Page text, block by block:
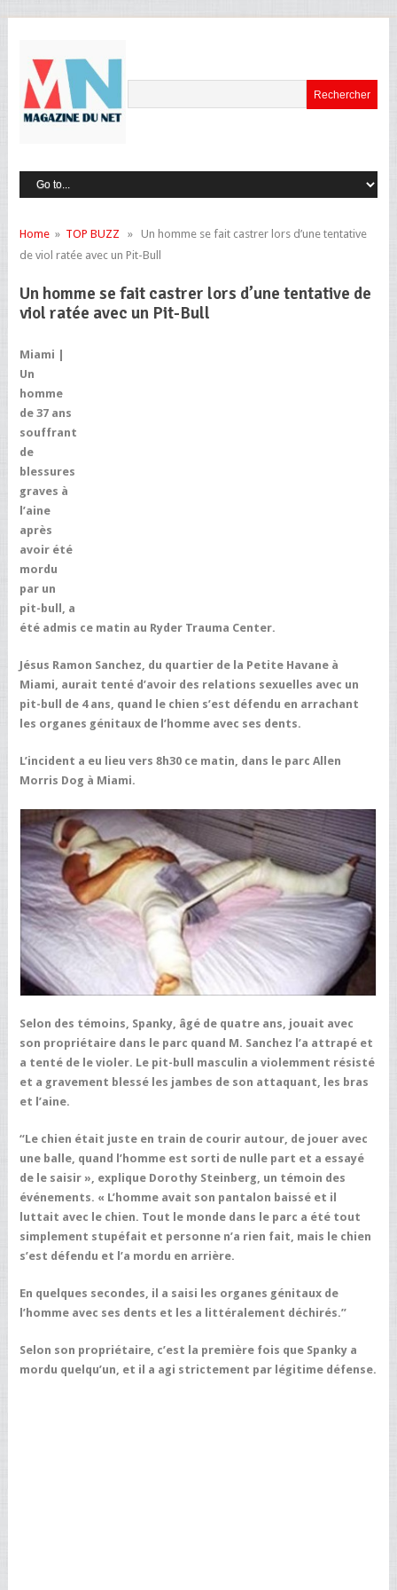
Home» TOP BUZZ » Un homme se fait castrer lors d’une tentative
de viol ratée avec un Pit-Bull
Un homme se fait castrer lors d’une tentative de
viol ratée avec un Pit-Bull
Miami |
Un
homme
de 37 ans
souffrant
de
blessures
graves à
l’aine
après
avoir été
mordu
par un
pit-bull, a
été admis ce matin au Ryder Trauma Center.
Jésus Ramon Sanchez, du quartier de la Petite Havane à
Miami, aurait tenté d’avoir des relations sexuelles avec un
pit-bull de 4 ans, quand le chien s’est défendu en arrachant
les organes génitaux de l’homme avec ses dents.
L’incident a eu lieu vers 8h30 ce matin, dans le parc Allen
Morris Dog à Miami.
Selon des témoins, Spanky, âgé de quatre ans, jouait avec
son propriétaire dans le parc quand M. Sanchez l’a attrapé et
a tenté de le violer. Le pit-bull masculin a violemment résisté
et a gravement blessé les jambes de son attaquant, les bras
et l’aine.
“Le chien était juste en train de courir autour, de jouer avec
une balle, quand l’homme est sorti de nulle part et a essayé
de le saisir », explique Dorothy Steinberg, un témoin des
événements. « L’homme avait son pantalon baissé et il
luttait avec le chien. Tout le monde dans le parc a été tout
simplement stupéfait et personne n’a rien fait, mais le chien
s’est défendu et l’a mordu en arrière.
En quelques secondes, il a saisi les organes génitaux de
l’homme avec ses dents et les a littéralement déchirés.”
Selon son propriétaire, c’est la première fois que Spanky a
mordu quelqu’un, et il a agi strictement par légitime défense.